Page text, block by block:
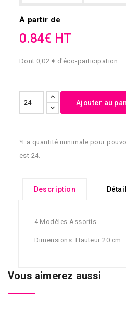
À partir de
0.84€ HT
Dont 0,02 € d'éco-participation
Ajouter au
*La quantité minimale pour
est 24.
Description
4 Modèles Assortis.
Dimensions: Hauteur 20 cm.
Vous aimerez aussi